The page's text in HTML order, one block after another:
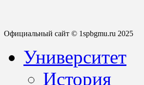
Официальный сайт © 1spbgmu.ru 2025
Университет
История